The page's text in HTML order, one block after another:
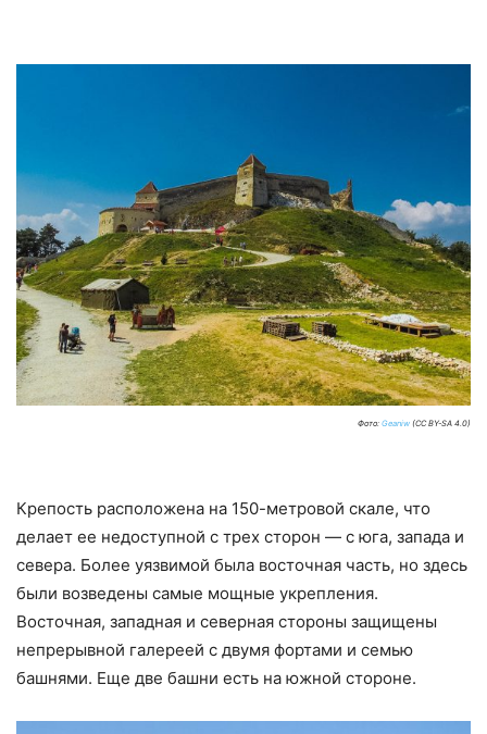
Фото: Geaniw (CC BY-SA 4.0)
Крепость расположена на 150-метровой скале, что
делает ее недоступной с трех сторон — с юга, запада и
севера. Более уязвимой была восточная часть, но здесь
были возведены самые мощные укрепления.
Восточная, западная и северная стороны защищены
непрерывной галереей с двумя фортами и семью
башнями. Еще две башни есть на южной стороне.